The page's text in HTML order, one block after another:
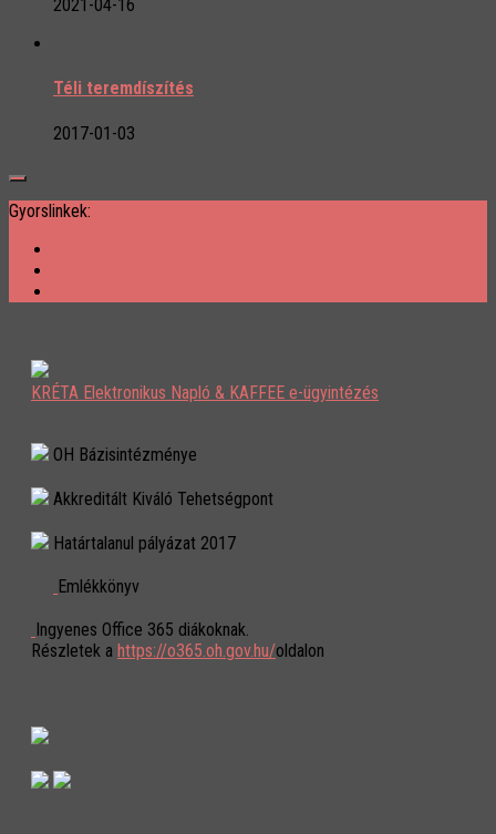
2021-04-16
Téli teremdíszítés
2017-01-03
Gyorslinkek:
KRÉTA Elektronikus Napló & KAFFEE e-ügyintézés
OH Bázisintézménye
Akkreditált Kiváló Tehetségpont
Határtalanul pályázat 2017
Emlékkönyv
Ingyenes Office 365 diákoknak.
Részletek a https://o365.oh.gov.hu/oldalon